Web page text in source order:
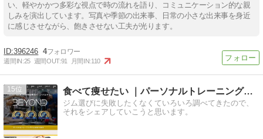
い、軽やかかつ多彩な視点で時の流れを語り、コミュニケーション的な親
しみを演出しています。写真や季節の出来事、日常の小さな出来事を身近
に感じさせながら、飽きさせない工夫が光ります。
396246 4
週間IN:25 週間OUT:91 月間IN:110
15 食べて痩せたい ｜パーソナルトレーニングジム選び
ジム選びに失敗したくなくていろいろ調べてきたので、
それをシェアしていこうと思います。